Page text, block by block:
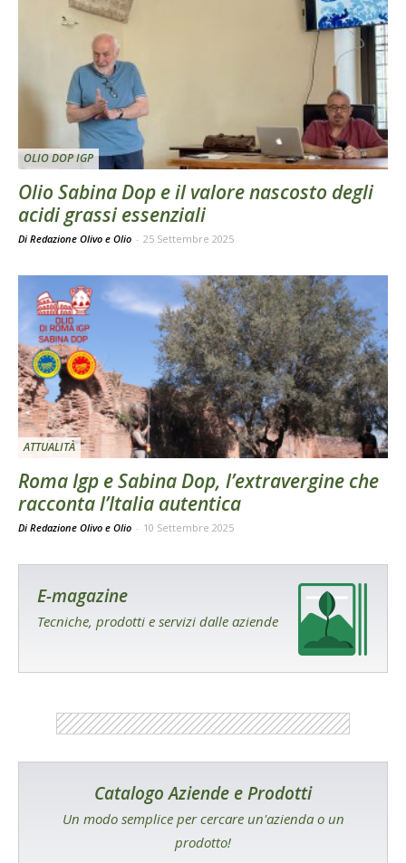
OLIO DOP IGP
Olio Sabina Dop e il valore nascosto degli
acidi grassi essenziali
Di Redazione Olivo e Olio - 25 Settembre 2025
ATTUALITÀ
Roma Igp e Sabina Dop, l’extravergine che
racconta l’Italia autentica
Di Redazione Olivo e Olio - 10 Settembre 2025
E-magazine
Tecniche, prodotti e servizi dalle aziende
Catalogo Aziende e Prodotti
Un modo semplice per cercare un'azienda o un
prodotto!